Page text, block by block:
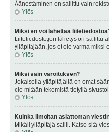
Äänestäminen on sallittu vain
Ylös
Miksi en voi lähettää
Liitetiedostotjen lähetys on sallittu
ylläpitäjään, jos et ole varma miksi
Ylös
Miksi sain varoituksen?
Jokaisella ylläpitäjällä on omat
ole mitään tekemistä tietyllä
Ylös
Kuinka ilmoitan asiattoman
Mikäli ylläpitäjä sallii. Katso sitä